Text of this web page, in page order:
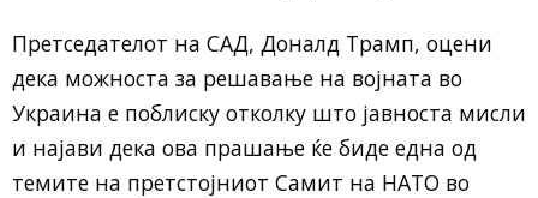
Претседателот на САД, Доналд Трамп, оцени
дека можноста за решавање на војната во
Украина е поблиску отколку што јавноста мисли
и најави дека ова прашање ќе биде една од
темите на претстојниот Самит на НАТО во